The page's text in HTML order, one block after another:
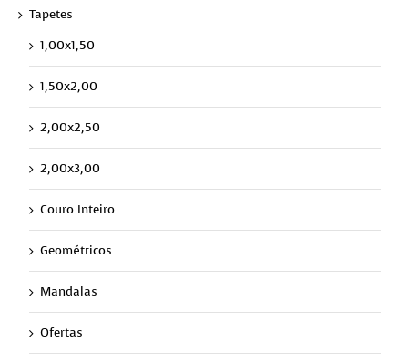
Tapetes
1,00x1,50
1,50x2,00
2,00x2,50
2,00x3,00
Couro Inteiro
Geométricos
Mandalas
Ofertas